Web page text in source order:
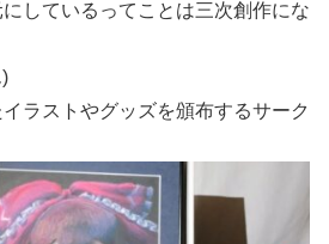
しているってことは三次創作にな
ラストやグッズを頒布するサーク